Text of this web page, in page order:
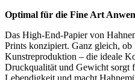
Optimal für die Fine Art
Das High-End-Papier von
Prints konzipiert. Ganz gleich,
Kunstreproduktion – die ideale
Druckqualität und Gewicht sorgt
Lebendigkeit und macht